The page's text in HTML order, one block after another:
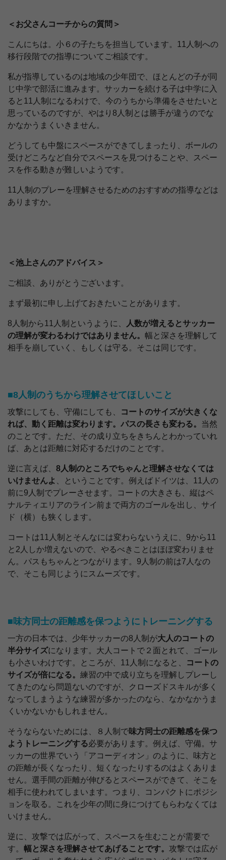
＜お父さんコーチからの質問＞
こんにちは。小６の子たちを担当しています。11人制への
移行段階での指導についてご相談です。
私が指導しているのは地域の少年団で、ほとんどの子が同
じ中学で部活に進みます。サッカーを続ける子は中学に入
ると11人制になるわけで、今のうちから準備をさせたいと
思っているのですが、やはり8人制とは勝手が違うのでな
かなかうまくいきません。
どうしても中盤にスペースができてしまったり、ボールの
受けどころなど自分でスペースを見つけることや、スペー
スを作る動きが難しいようです。
11人制のプレーを理解させるためのおすすめの指導などは
ありますか。
＜池上さんのアドバイス＞
ご相談、ありがとうございます。
まず最初に申し上げておきたいことがあります。
8人制から11人制というように、
人数が増えるとサッカー
の理解が変わるわけではありません。 幅と深さを理解して
相手を崩していく、もしくは守る。そこは同じです。
■8人制のうちから理解させてほしいこと
攻撃にしても、守備にしても、
コートのサイズが大きくな
れば、動く距離は変わります。パスの長さも変わる。 当然
のことです。ただ、その成り立ちをきちんとわかっていれ
ば、あとは距離に対応するだけのことです。
逆に言えば、 8人制のところでちゃんと理解させなくては
いけませんよ 、ということです。例えばドイツは、11人の
前に9人制でプレーさせます。コートの大きさも、縦はペ
ナルティエリアのライン前まで両方のゴールを出し、サイ
ド（横）も狭くします。
コートは11人制とそんなには変わらないうえに、9から11
と2人しか増えないので、やるべきことはほぼ変わりませ
ん。パスもちゃんとつながります。9人制の前は7人なの
で、そこも同じようにスムーズです。
■味方同士の距離感を保つようにトレーニングする
一方の日本では、少年サッカーの8人制が大人のコートの
半分サイズになります。大人コートで２面とれて、ゴール
も小さいわけです。ところが、11人制になると、
コートの
サイズが倍になる。 練習の中で成り立ちを理解しプレーし
てきたのなら問題ないのですが、クローズドスキルが多く
なってしまうような練習が多かったのなら、なかなかうま
くいかないかもしれません。
そうならないためには、８人制で味方同士の距離感を保つ
ようトレーニングする必要があります。例えば、守備。サ
ッカーの世界でいう「アコーディオン」のように、味方と
の距離が長くなったり、短くなったりするのはよくありま
せん。選手間の距離が伸びるとスペースができて、そこを
相手に使われてしまいます。つまり、コンパクトにポジシ
ョンを取る。これを少年の間に身につけてもらわなくては
いけません。
逆に、攻撃では広がって、スペースを生むことが需要で
す。 幅と深さを理解させてあげることです。 攻撃では広が